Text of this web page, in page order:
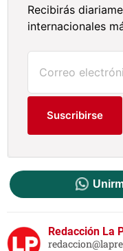
Recibirás
internacionales
Suscribirse
Redacción La